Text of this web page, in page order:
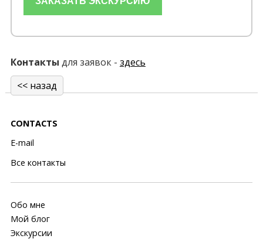
Контакты для заявок - здесь
<< назад
CONTACTS
E-mail
Все контакты
Обо мне
Мой блог
Экскурсии